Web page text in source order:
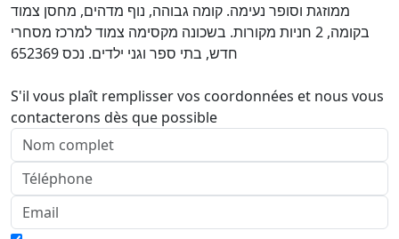
ממוזגת וסופר נעימה. קומה גבוהה, נוף מדהים, מחסן צמוד
בקומה, 2 חניות מקורות. בשכונה מקסימה צמוד למרכז מסחרי
חדש, בתי ספר וגני ילדים. נכס 652369
S'il vous plaît remplisser vos coordonnées et nous vous
contacterons dès que possible